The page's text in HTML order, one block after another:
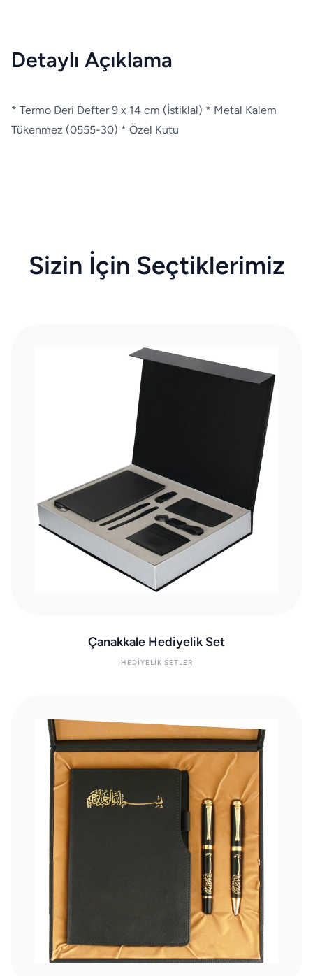
Detaylı Açıklama
* Termo Deri Defter 9 x 14 cm (İstiklal) * Metal Kalem
Tükenmez (0555-30) * Özel Kutu
Sizin İçin Seçtiklerimiz
Çanakkale Hediyelik Set
HEDIYELIK SETLER